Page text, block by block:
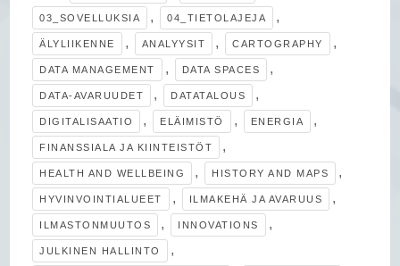
03_SOVELLUKSIA , 04_TIETOLAJEJA ,
ÄLYLIIKENNE , ANALYYSIT , CARTOGRAPHY ,
DATA MANAGEMENT , DATA SPACES ,
DATA-AVARUUDET , DATATALOUS ,
DIGITALISAATIO , ELÄIMISTÖ , ENERGIA ,
FINANSSIALA JA KIINTEISTÖT ,
HEALTH AND WELLBEING , HISTORY AND MAPS ,
HYVINVOINTIALUEET , ILMAKEHÄ JA AVARUUS ,
ILMASTONMUUTOS , INNOVATIONS ,
JULKINEN HALLINTO ,